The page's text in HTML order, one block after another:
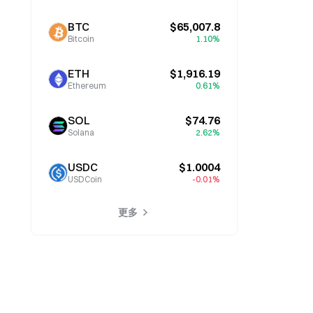
BTC
Bitcoin
$65,007.8
1.10%
ETH
Ethereum
$1,916.19
0.61%
SOL
Solana
$74.76
2.62%
USDC
USDCoin
$1.0004
-0.01%
更多